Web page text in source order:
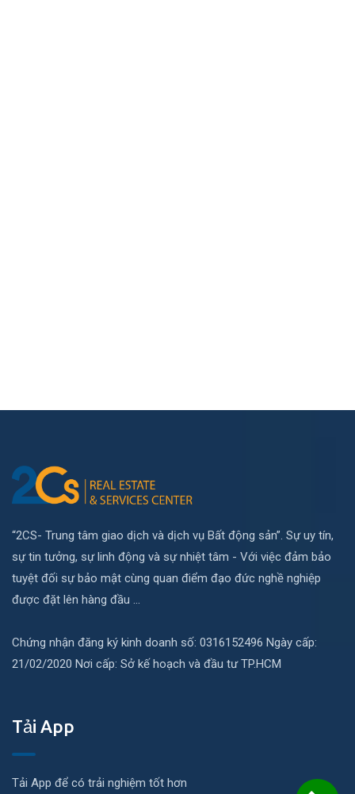
“2CS- Trung tâm giao dịch và dịch vụ Bất động sản”. Sự uy tín,
sự tin tưởng, sự linh động và sự nhiệt tâm - Với việc đảm bảo
tuyệt đối sự bảo mật cùng quan điểm đạo đức nghề nghiệp
được đặt lên hàng đầu ...
Chứng nhận đăng ký kinh doanh số: 0316152496 Ngày cấp:
21/02/2020 Nơi cấp: Sở kế hoạch và đầu tư TP.HCM
Tải App
Tải App để có trải nghiệm tốt hơn